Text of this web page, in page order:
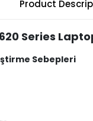
Product
620 Series
Sebepleri